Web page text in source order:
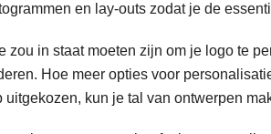
en lay-outs zodat je de
zou in staat moeten zijn om je logo te
Hoe meer opties voor
uitgekozen, kun je tal van ontwerpen